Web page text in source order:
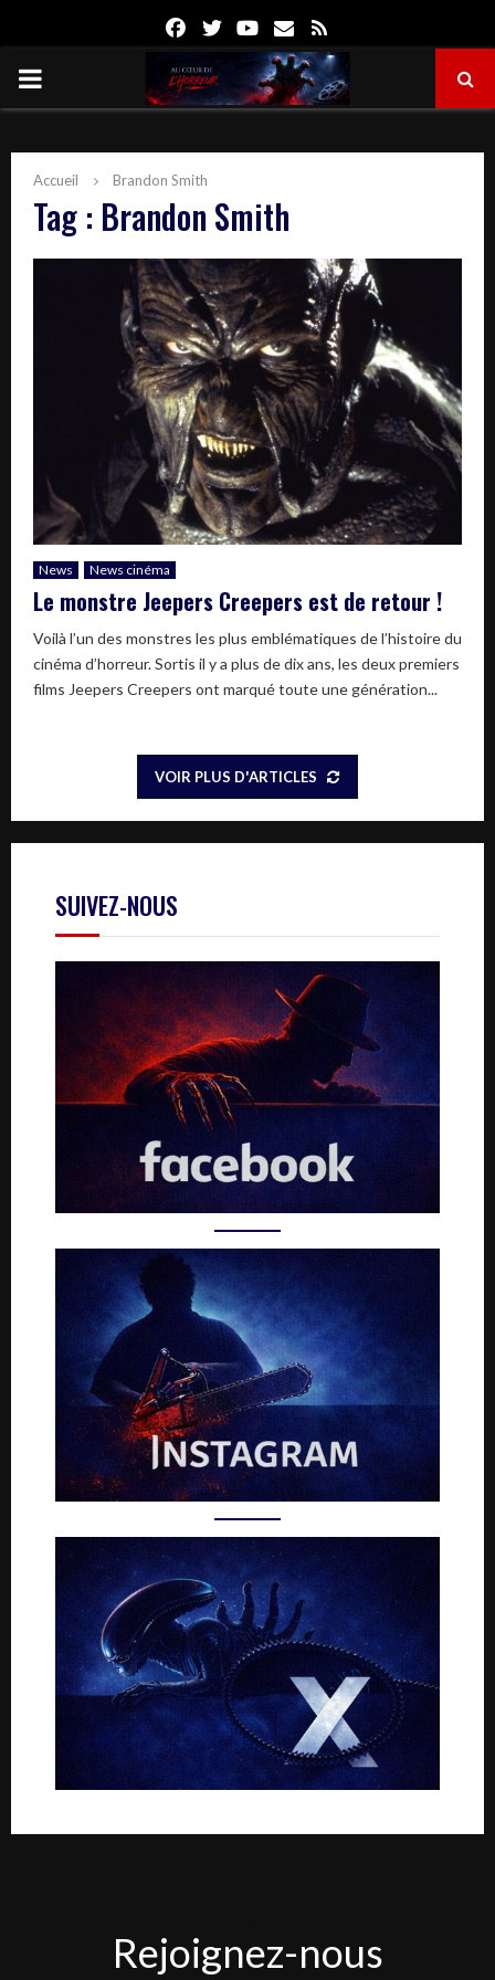
FacebookTwitterYoutube
Email
PRIMARY
Accueil Brandon Smith
Tag : Brandon Smith
News News cinéma
Le monstre Jeepers Creepers est de retour !
Voilà l’un des monstres les plus emblématiques de l’histoire du
cinéma d’horreur. Sortis il y a plus de dix ans, les deux premiers
films Jeepers Creepers ont marqué toute une génération...
VOIR PLUS D'ARTICLES
SUIVEZ-NOUS
nous
Rejoignez-nous